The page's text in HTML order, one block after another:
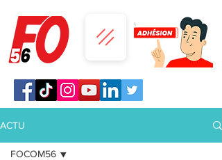
ACTU
FOCOM56